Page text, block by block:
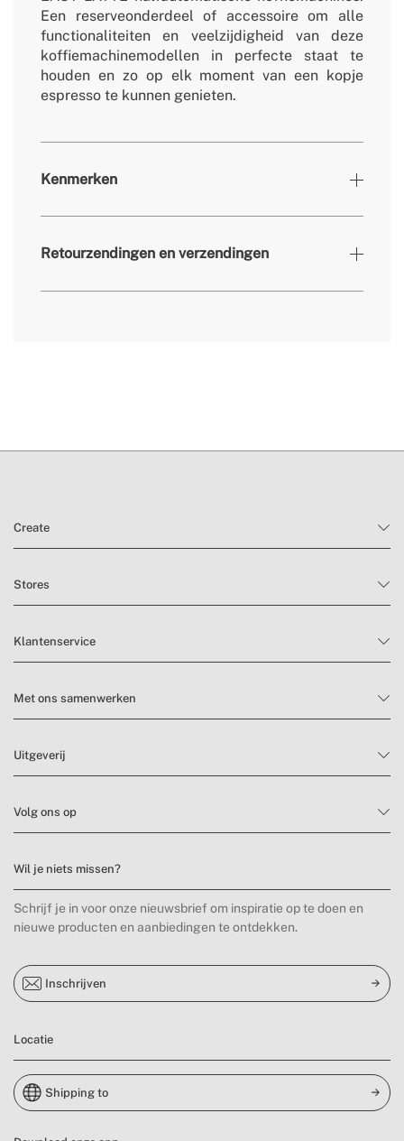
Een reserveonderdeel of accessoire om alle
functionaliteiten en veelzijdigheid van deze
koffiemachinemodellen in perfecte staat te
houden en zo op elk moment van een kopje
espresso te kunnen genieten.
Kenmerken
» Certificaten CE & RoHS
Retourzendingen en verzendingen
Create
Stores
Klantenservice
Met ons samenwerken
Uitgeverij
Volg ons op
Wil je niets missen?
Schrijf je in voor onze nieuwsbrief om inspiratie op te doen en
nieuwe producten en aanbiedingen te ontdekken.
Inschrijven
Locatie
Shipping to